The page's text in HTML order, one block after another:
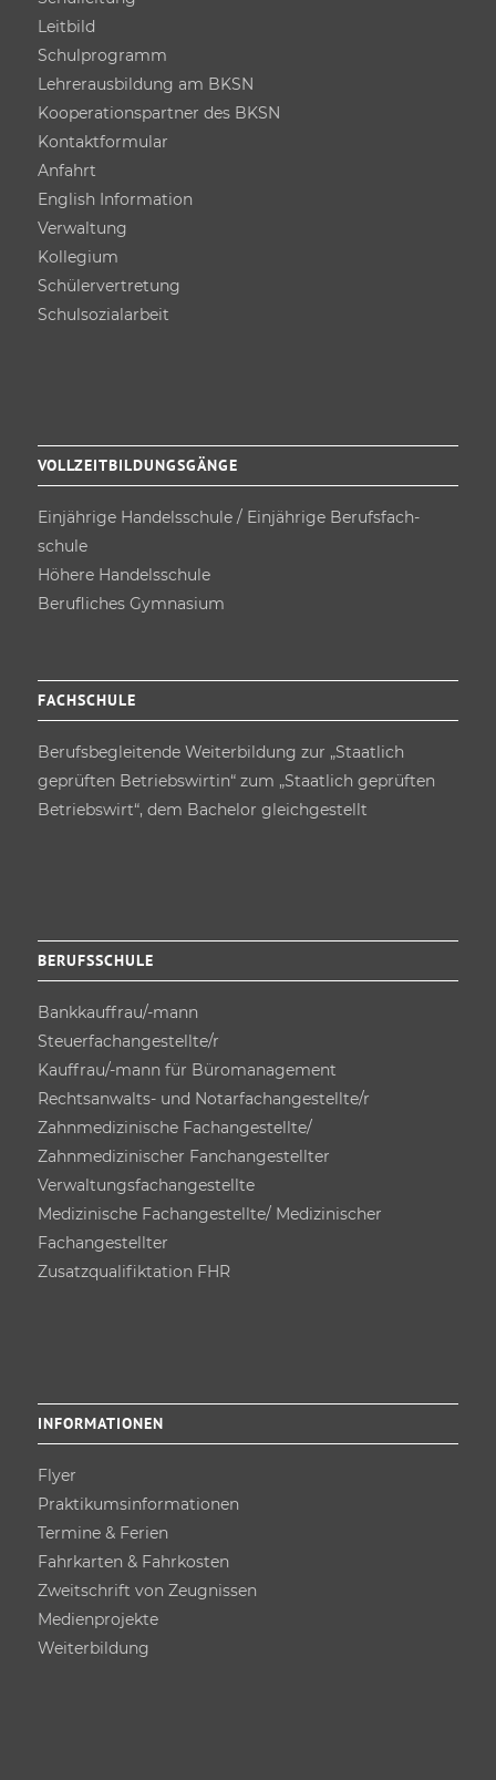
Leitbild
Schulprogramm
Lehrer­ausbildung am BKSN
Kooperations­partner des BKSN
Kontakt­formular
Anfahrt
English Information
Verwaltung
Kollegium
Schüler­vertretung
Schulsozial­arbeit
VOLLZEITBILDUNGSGÄNGE
Einjährige Handels­schule / Einjährige Berufsfach­
schule
Höhere Handels­schule
Berufliches Gymnasium
FACHSCHULE
Berufs­begleitende Weiterbildung zur „Staatlich
geprüften Betriebswirtin“ zum „Staatlich geprüften
Betriebswirt“, dem Bachelor gleichgestellt
BERUFSSCHULE
Bankkauffrau/-mann
Steuerfach­angestellte/r
Kauffrau/-mann für Büro­management
Rechtsanwalts- und Notarfach­angestellte/r
Zahnmedizinische Fachangestellte/
Zahnmedizinischer Fanchangestellter
Verwaltungsfach­angestellte
Medizinische Fachangestellte/ Medizinischer
Fachangestellter
Zusatz­qualifiktation FHR
INFORMATIONEN
Flyer
Praktikums­informationen
Termine & Ferien
Fahrkarten & Fahrkosten
Zweitschrift von Zeugnissen
Medienprojekte
Weiterbildung